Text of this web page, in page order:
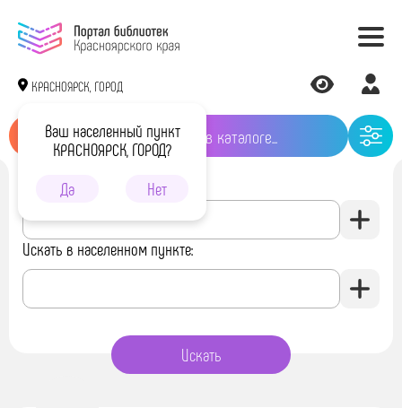
КРАСНОЯРСК, ГОРОД
Ваш населенный пункт
КРАСНОЯРСК, ГОРОД?
Да
Нет
Искать в библиотеке:
Искать в населенном пункте: